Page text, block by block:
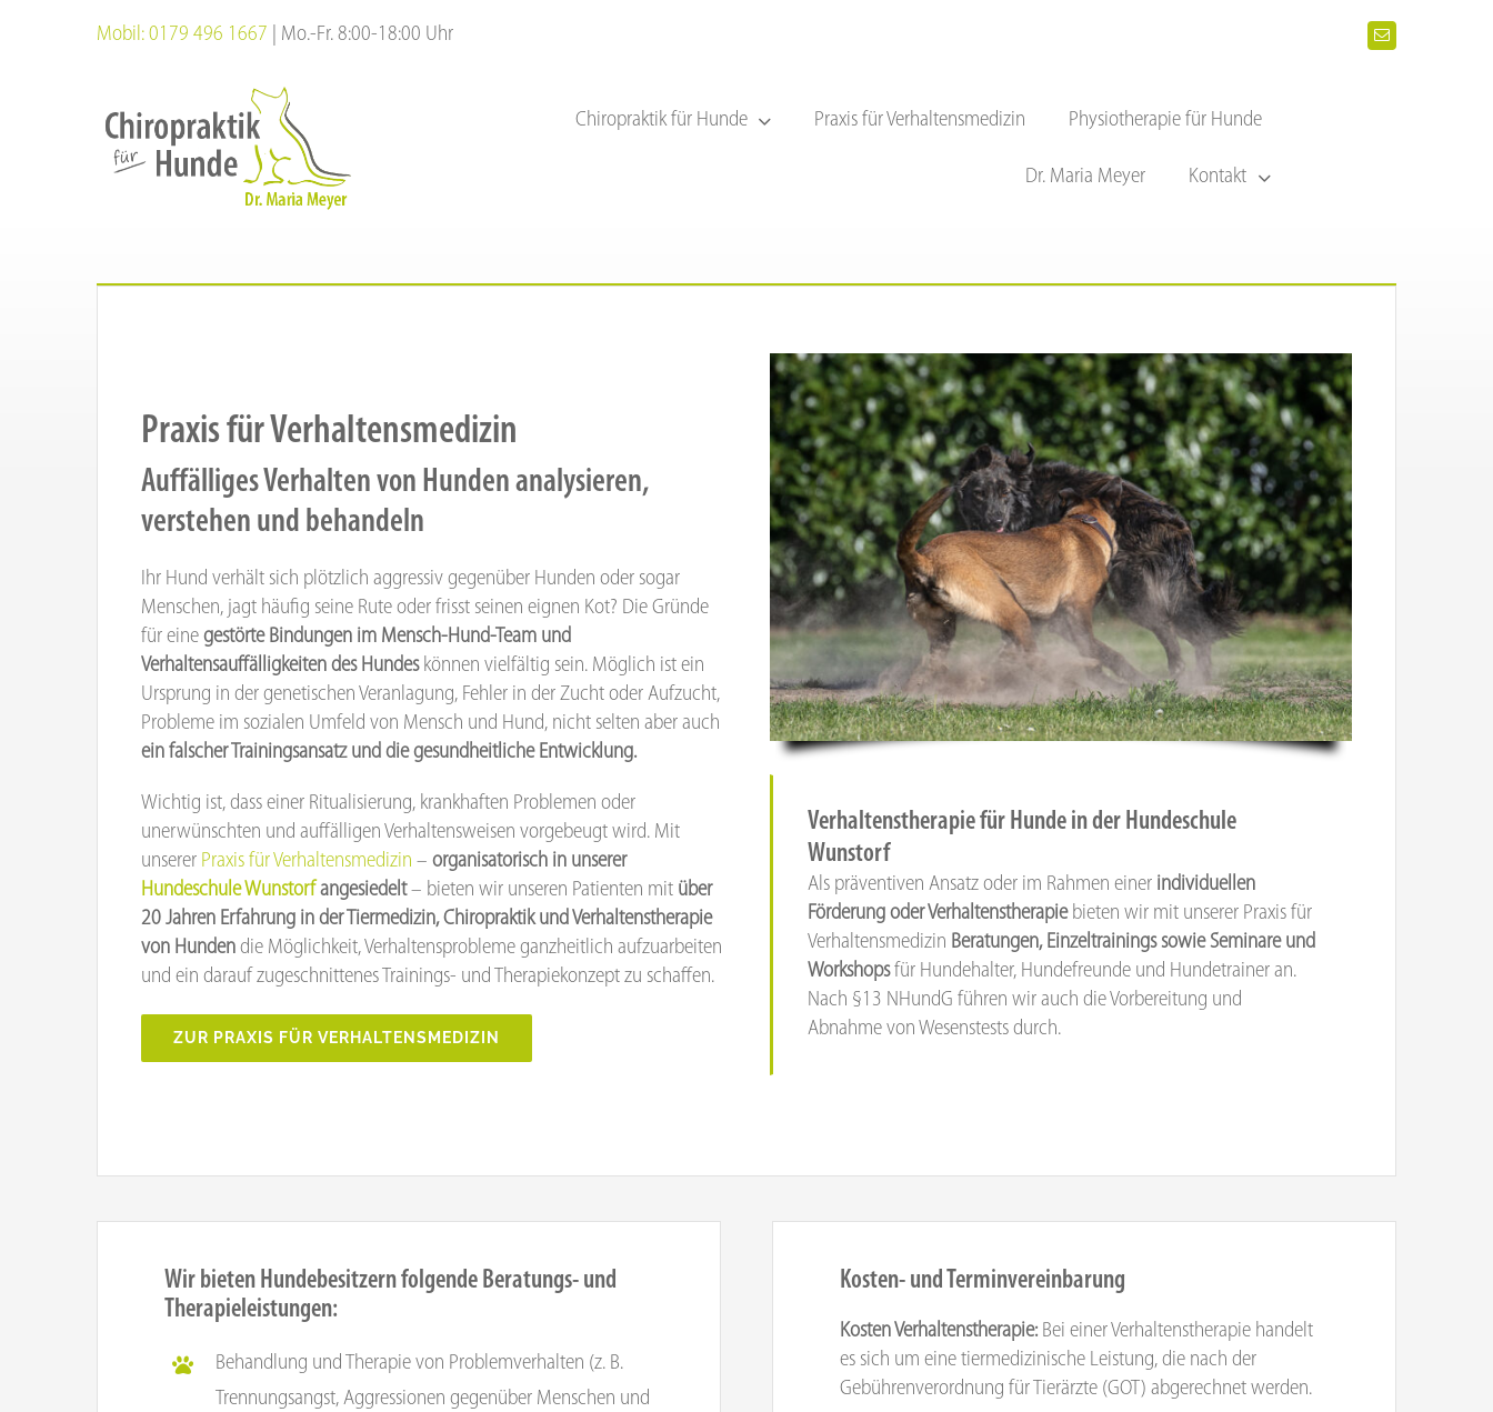
Mobil: 0179 496 1667 | Mo.-Fr. 8:00-18:00 Uhr
Chiropraktik für Hunde Praxis für Verhaltensmedizin Physiotherapie für Hunde
Dr. Maria Meyer Kontakt
Praxis für Verhaltensmedizin
Auffälliges Verhalten von Hunden analysieren,
verstehen und behandeln
Ihr Hund verhält sich plötzlich aggressiv gegenüber Hunden oder sogar
Menschen, jagt häufig seine Rute oder frisst seinen eignen Kot? Die Gründe
für eine gestörte Bindungen im Mensch-Hund-Team und
Verhaltensauffälligkeiten des Hundeskönnen vielfältig sein. Möglich ist ein
Ursprung in der genetischen Veranlagung, Fehler in der Zucht oder Aufzucht,
Probleme im sozialen Umfeld von Mensch und Hund, nicht selten aber auch
ein falscher Trainingsansatz und die gesundheitliche Entwicklung.
Wichtig ist, dass einer Ritualisierung, krankhaften Problemen oder
unerwünschten und auffälligen Verhaltensweisen vorgebeugt wird. Mit
unserer Praxis für Verhaltensmedizin – organisatorisch in unserer
Hundeschule Wunstorfangesiedelt– bieten wir unseren Patienten mit über
20 Jahren Erfahrung in der Tiermedizin, Chiropraktik und Verhaltenstherapie
von Hunden die Möglichkeit, Verhaltensprobleme ganzheitlich aufzuarbeiten
und ein darauf zugeschnittenes Trainings- und Therapiekonzept zu schaffen.
ZUR PRAXIS FÜR VERHALTENSMEDIZIN
Verhaltenstherapie für Hunde in der Hundeschule
Wunstorf
Als präventiven Ansatz oder im Rahmen einer individuellen
Förderung oder Verhaltenstherapiebieten wir mit unserer Praxis für
Verhaltensmedizin Beratungen, Einzeltrainings sowie Seminare und
Workshopsfür Hundehalter, Hundefreunde und Hundetrainer an.
Nach §13 NHundG führen wir auch die Vorbereitung und
Abnahme von Wesenstests durch.
Wir bieten Hundebesitzern folgende Beratungs- und
Therapieleistungen:
Behandlung und Therapie von Problemverhalten (z. B.
Trennungsangst, Aggressionen gegenüber Menschen und
Kosten- und Terminvereinbarung
Kosten Verhaltenstherapie: Bei einer Verhaltenstherapie handelt
es sich um eine tiermedizinische Leistung, die nach der
Gebührenverordnung für Tierärzte (GOT) abgerechnet werden.